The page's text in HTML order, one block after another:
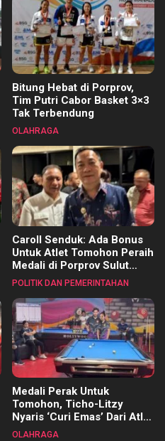
Bitung Hebat di Porprov,
Tim Putri Cabor Basket 3×3
Tak Terbendung
OLAHRAGA
Caroll Senduk: Ada Bonus
Untuk Atlet Tomohon Peraih
Medali di Porprov Sulut
2025
POLITIK DAN PEMERINTAHAN
Medali Perak Untuk
Tomohon, Ticho-Litzy
Nyaris ‘Curi Emas’ Dari Atlet
Biliar PON di Porprov Sulut
OLAHRAGA